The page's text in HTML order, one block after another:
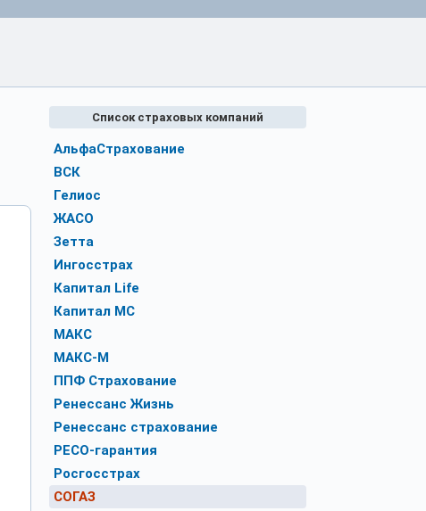
Список страховых компаний
АльфаСтрахование
ВСК
Гелиос
ЖАСО
Зетта
Ингосстрах
Капитал Life
Капитал МС
МАКС
МАКС-М
ППФ Страхование
Ренессанс Жизнь
Ренессанс страхование
РЕСО-гарантия
Росгосстрах
СОГАЗ